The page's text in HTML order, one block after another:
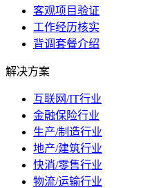
客观项目验证
工作经历核实
背调套餐介绍
解决方案
互联网/IT行业
金融保险行业
生产/制造行业
地产/建筑行业
快消/零售行业
物流/运输行业